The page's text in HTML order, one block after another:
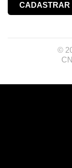
CADASTRAR
©